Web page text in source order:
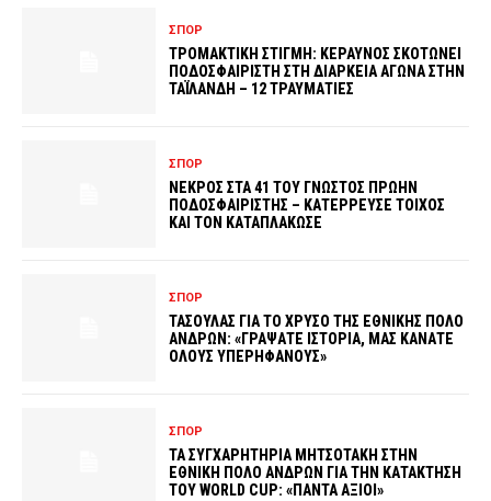
ΣΠΟΡ
ΤΡΟΜΑΚΤΙΚΗ ΣΤΙΓΜΗ: ΚΕΡΑΥΝΟΣ ΣΚΟΤΩΝΕΙ
ΠΟΔΟΣΦΑΙΡΙΣΤΗ ΣΤΗ ΔΙΑΡΚΕΙΑ ΑΓΩΝΑ ΣΤΗΝ
ΤΑΪΛΑΝΔΗ – 12 ΤΡΑΥΜΑΤΙΕΣ
ΣΠΟΡ
ΝΕΚΡΟΣ ΣΤΑ 41 ΤΟΥ ΓΝΩΣΤΟΣ ΠΡΩΗΝ
ΠΟΔΟΣΦΑΙΡΙΣΤΗΣ – ΚΑΤΕΡΡΕΥΣΕ ΤΟΙΧΟΣ
ΚΑΙ ΤΟΝ ΚΑΤΑΠΛΑΚΩΣΕ
ΣΠΟΡ
ΤΑΣΟΥΛΑΣ ΓΙΑ ΤΟ ΧΡΥΣΟ ΤΗΣ ΕΘΝΙΚΗΣ ΠΟΛΟ
ΑΝΔΡΩΝ: «ΓΡΑΨΑΤΕ ΙΣΤΟΡΙΑ, ΜΑΣ ΚΑΝΑΤΕ
ΟΛΟΥΣ ΥΠΕΡΗΦΑΝΟΥΣ»
ΣΠΟΡ
ΤΑ ΣΥΓΧΑΡΗΤΗΡΙΑ ΜΗΤΣΟΤΑΚΗ ΣΤΗΝ
ΕΘΝΙΚΗ ΠΟΛΟ ΑΝΔΡΩΝ ΓΙΑ ΤΗΝ ΚΑΤΑΚΤΗΣΗ
ΤΟΥ WORLD CUP: «ΠΑΝΤΑ ΑΞΙΟΙ»